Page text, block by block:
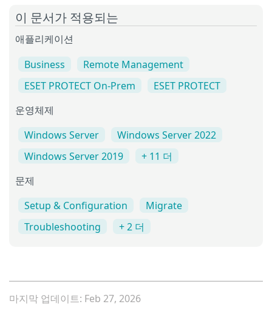
이 문서가 적용되는
애플리케이션
Business
Remote Management
ESET PROTECT On-Prem
ESET PROTECT
운영체제
Windows Server
Windows Server 2022
Windows Server 2019
+ 11 더
문제
Setup & Configuration
Migrate
Troubleshooting
+ 2 더
마지막 업데이트: Feb 27, 2026